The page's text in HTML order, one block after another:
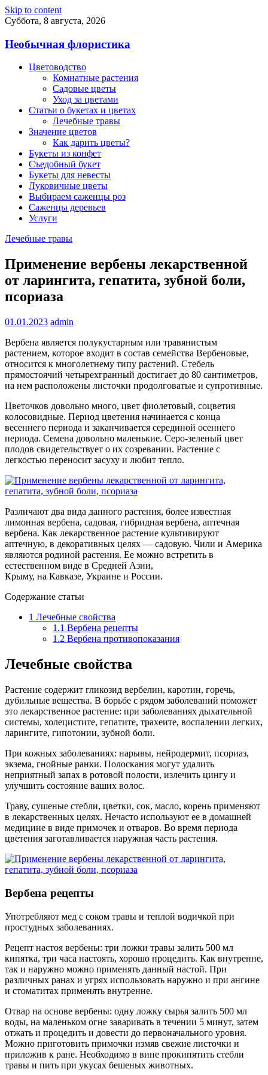
Skip to content
Суббота, 8 августа, 2026
Необычная флористика
Цветоводство
Комнатные растения
Садовые цветы
Уход за цветами
Статьи о букетах и цветах
Лечебные травы
Значение цветов
Как дарить цветы?
Букеты из конфет
Съедобный букет
Букеты для невесты
Луковичные цветы
Выбираем саженцы роз
Саженцы деревьев
Услуги
Лечебные травы
Применение вербены лекарственной
от ларингита, гепатита, зубной боли,
псориаза
01.01.2023 admin
Вербена является полукустарным или травянистым
растением, которое входит в состав семейства Вербеновые,
относится к многолетнему типу растений. Стебель
прямостоячий четырехгранный достигает до 80 сантиметров,
на нем расположены листочки продолговатые и супротивные.
Цветочков довольно много, цвет фиолетовый, соцветия
колосовидные. Период цветения начинается с конца
весеннего периода и заканчивается серединой осеннего
периода. Семена довольно маленькие. Серо-зеленый цвет
плодов свидетельствует о их созревании. Растение с
легкостью переносит засуху и любит тепло.
Различают два вида данного растения, более известная
лимонная вербена, садовая, гибридная вербена, аптечная
вербена. Как лекарственное растение культивируют
аптечную, в декоративных целях — садовую. Чили и Америка
являются родиной растения. Ее можно встретить в
естественном виде в Средней Азии,
Крыму, на Кавказе, Украине и России.
Содержание статьи
1 Лечебные свойства
1.1 Вербена рецепты
1.2 Вербена противопоказания
Лечебные свойства
Растение содержит гликозид вербелин, каротин, горечь,
дубильные вещества. В борьбе с рядом заболеваний поможет
это лекарственное растение: при заболеваниях дыхательной
системы, холецистите, гепатите, трахеите, воспалении легких,
ларингите, гипотонии, зубной боли.
При кожных заболеваниях: нарывы, нейродермит, псориаз,
экзема, гнойные ранки. Полоскания могут удалить
неприятный запах в ротовой полости, излечить цингу и
улучшить состояние ваших волос.
Траву, сушеные стебли, цветки, сок, масло, корень применяют
в лекарственных целях. Нечасто используют ее в домашней
медицине в виде примочек и отваров. Во время периода
цветения заготавливается наружная часть растения.
Вербена рецепты
Употребляют мед с соком травы и теплой водичкой при
простудных заболеваниях.
Рецепт настоя вербены: три ложки травы залить 500 мл
кипятка, три часа настоять, хорошо процедить. Как внутренне,
так и наружно можно применять данный настой. При
различных ранах и угрях использовать наружно и при ангине
и стоматитах применять внутренне.
Отвар на основе вербены: одну ложку сырья залить 500 мл
воды, на маленьком огне заваривать в течении 5 минут, затем
отжать и процедить и довести до первоначального уровня.
Можно приготовить примочки измяв свежие листочки и
приложив к ране. Необходимо в вине прокипятить стебли
травы и пить при укусах бешеных животных.